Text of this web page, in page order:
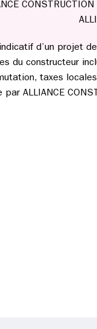
d’un projet
du constructeur
taxes
par ALLIANCE